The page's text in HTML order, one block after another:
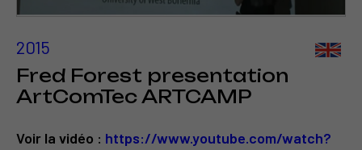
2015
Fred Forest presentation
ArtComTec ARTCAMP
Voir la vidéo : https://www.youtube.com/watch?